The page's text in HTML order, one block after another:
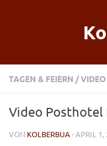
TAGEN & FEIERN /
Video Posthotel
VON KOLBERBUA · APRIL